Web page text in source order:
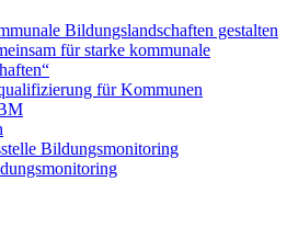
Bildungslandschaften gestalten
für starke kommunale
für Kommunen
Bildungsmonitoring